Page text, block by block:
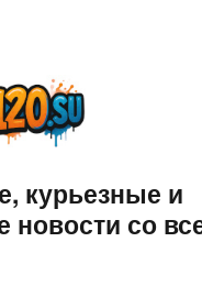
курьезные и
новости со